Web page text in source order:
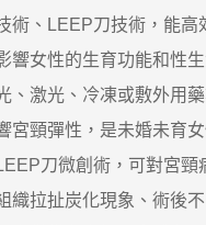
、LEEP刀技術，能高
響女性的生育功能和性生
光、冷凍或敷外用藥
頸彈性，是未婚未育女
刀微創術，可對宮頸
拉扯炭化現象、術後